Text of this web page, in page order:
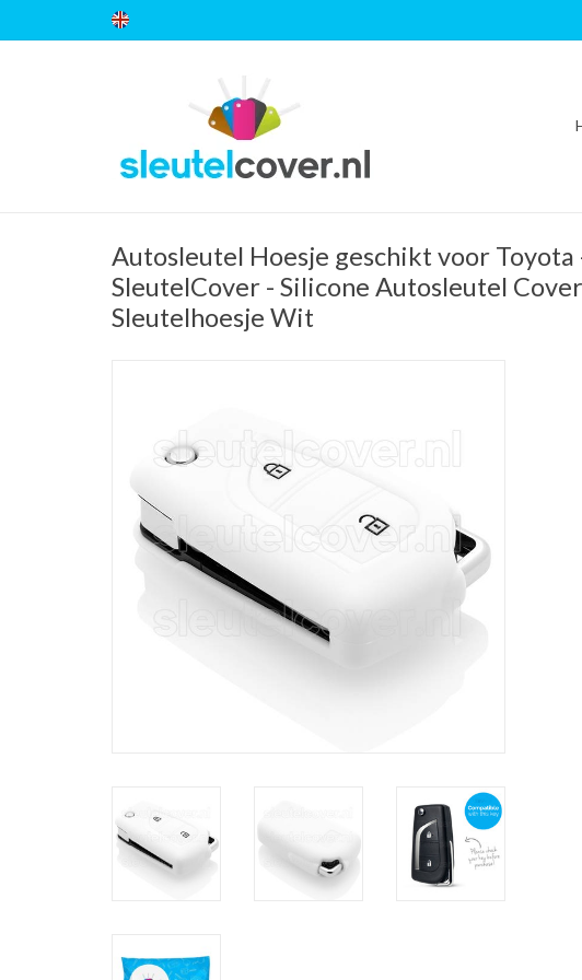
Autosleutel Hoesje geschikt voor Toyota
SleutelCover - Silicone Autosleutel
Sleutelhoesje Wit